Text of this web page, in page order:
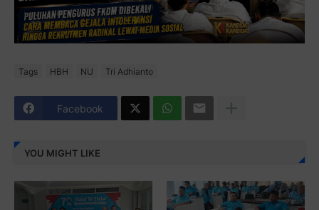
Tags HBH NU Tri Adhianto
Facebook
YOU MIGHT LIKE